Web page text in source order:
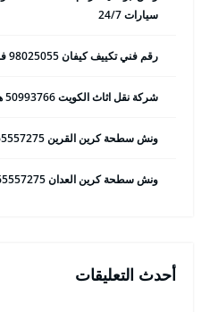
سيارات 24/7
رقم فني تكييف كيفان 98025055 فني تكييف مركزي 24 ساعة
شركة نقل اثاث الكويت 50993766 هاف لوري وانيت نقل عفش
ونش سطحة كرين القرين 65557275 ونش سحب وانقاذ سيارات
ونش سطحة كرين العدان 65557275 ونش سحب وانقاذ سيارات
أحدث التعليقات